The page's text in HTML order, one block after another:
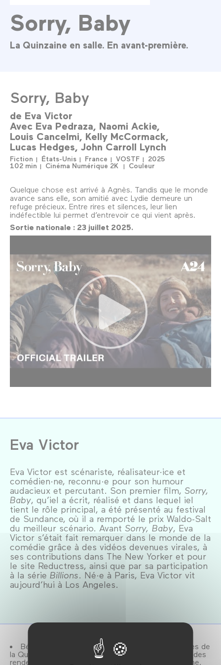
Sorry, Baby
La Quinzaine en salle. En avant-première.
Sorry, Baby
de Eva Victor
Avec Eva Pedraza Naomi Ackie
Louis Cancelmi Kelly McCormack
Lucas Hedges John Carroll Lynch
Fiction États-Unis France VOSTF
2025
102 min
Cinéma Numérique 2K Couleur
Quelque chose est arrivé à Agnès. Tandis que le monde
avance sans elle, son amitié avec Lydie demeure un
refuge précieux. Entre rires et silences, leur lien
indéfectible lui permet d’entrevoir ce qui vient après.
Sortie nationale : 23 juillet 2025.
Eva Victor
Eva Victor est scénariste, réalisateur·ice et
comédien·ne, reconnu·e pour son humour
audacieux et percutant. Son premier film, Sorry,
Baby, qu’iel a écrit, réalisé et dans lequel iel
tient le rôle principal, a été présenté au festival
de Sundance, où il a remporté le prix Waldo-Salt
du meilleur scénario. Avant Sorry, Baby, Eva
Victor s’était fait remarquer dans le monde de la
comédie grâce à des vidéos devenues virales, à
ses contributions dans The New Yorker et pour
le site Reductress, ainsi que par sa participation
à la série Billions. Né·e à Paris, Eva Victor vit
aujourd’hui à Los Angeles.
Bénéficiez d'un accès illimité à toutes les séances de
la Quinzaine des cinéastes au Forum des images et des
rendez-vous de la SRF, avec la carte Forum Quinzaine,